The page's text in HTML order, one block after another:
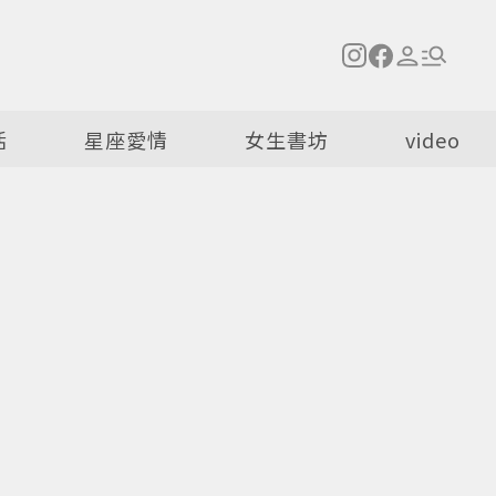
星座愛情 女生書坊 video